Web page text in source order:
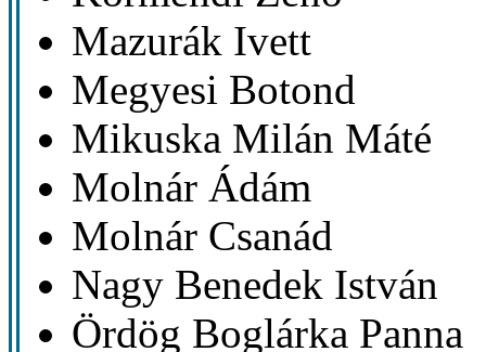
Mazurák Ivett
Megyesi Botond
Mikuska Milán Máté
Molnár Ádám
Molnár Csanád
Nagy Benedek István
Ördög Boglárka Panna